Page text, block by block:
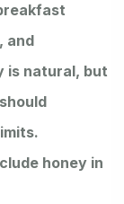
and
is natural, but
honey in